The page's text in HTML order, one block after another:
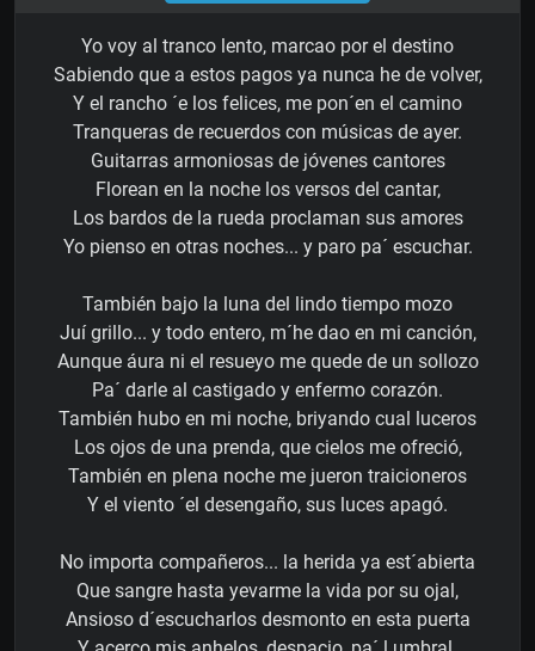
Yo voy al tranco lento, marcao por el destino
Sabiendo que a estos pagos ya nunca he de volver,
Y el rancho ´e los felices, me pon´en el camino
Tranqueras de recuerdos con músicas de ayer.
Guitarras armoniosas de jóvenes cantores
Florean en la noche los versos del cantar,
Los bardos de la rueda proclaman sus amores
Yo pienso en otras noches... y paro pa´ escuchar.
También bajo la luna del lindo tiempo mozo
Juí grillo... y todo entero, m´he dao en mi canción,
Aunque áura ni el resueyo me quede de un sollozo
Pa´ darle al castigado y enfermo corazón.
También hubo en mi noche, briyando cual luceros
Los ojos de una prenda, que cielos me ofreció,
También en plena noche me jueron traicioneros
Y el viento ´el desengaño, sus luces apagó.
No importa compañeros... la herida ya est´abierta
Que sangre hasta yevarme la vida por su ojal,
Ansioso d´escucharlos desmonto en esta puerta